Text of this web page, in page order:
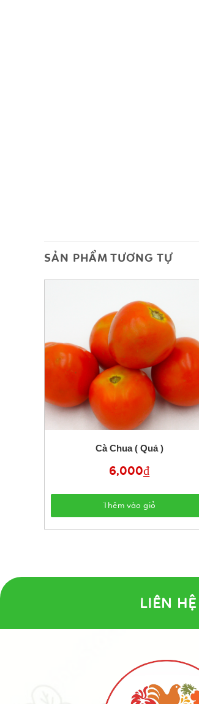
SẢN PHẨM TƯƠNG TỰ
Cà Chua ( Quả )
6,000₫
Thêm vào giỏ
LIÊN